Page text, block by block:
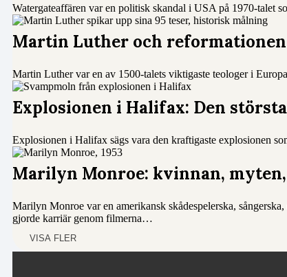
Watergateaffären var en politisk skandal i USA på 1970-talet
Martin Luther och reformationen
Martin Luther var en av 1500-talets viktigaste teologer i
Explosionen i Halifax: Den
Explosionen i Halifax sägs vara den kraftigaste explosionen
Marilyn Monroe: kvinnan,
Marilyn Monroe var en amerikansk skådespelerska,
gjorde karriär genom filmerna…
VISA FLER